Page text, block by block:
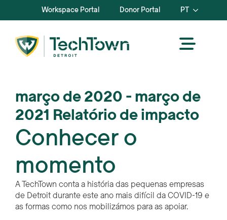
Workspace Portal Donor Portal PT
março de 2020 - março de
2021 Relatório de impacto
Conhecer o
momento
A TechTown conta a história das pequenas empresas
de Detroit durante este ano mais difícil da COVID-19 e
as formas como nos mobilizámos para as apoiar.